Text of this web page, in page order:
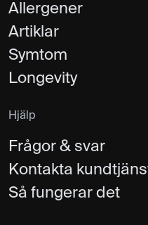
Allergener
Artiklar
Symtom
Longevity
Hjälp
Frågor & svar
Kontakta
Så fungerar det